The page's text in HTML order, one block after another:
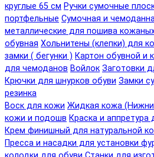
круглые 65 см Ручки сумочные
портфельные Сумочная и
металлические для пошива
обувная Хольнитены (клепки) для
замки ( бегунки ) Картон обувной и
для чемоданов Войлок Заготовки
Крючки для шнурков обуви Замки
резинка
Воск для кожи Жидкая кожа
кожи и подошв Краска и
Крем финишный для натуральной
Пресса и насадки для установки